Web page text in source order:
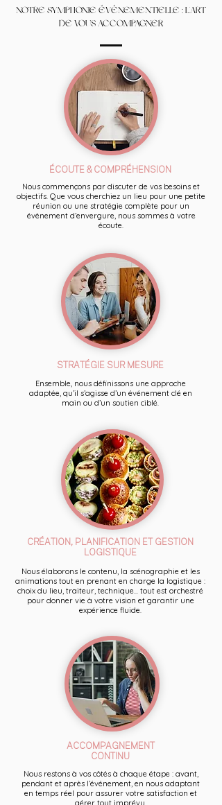
NOTRE SYMPHONIE ÉVÉNEMENTIELLE : L'ART
DE VOUS ACCOMPAGNER
ÉCOUTE & COMPRÉHENSION
Nous commençons par discuter de vos besoins et
objectifs. Que vous cherchiez un lieu pour une petite
réunion ou une stratégie complète pour un
évènement d’envergure, nous sommes à votre
écoute.
STRATÉGIE SUR MESURE
Ensemble, nous définissons une approche
adaptée, qu’il s’agisse d’un événement clé en
main ou d’un soutien ciblé.
CRÉATION, PLANIFICATION ET GESTION
LOGISTIQUE
Nous élaborons le contenu, la scénographie et les
animations tout en prenant en charge la logistique :
choix du lieu, traiteur, technique... tout est orchestré
pour donner vie à votre vision et garantir une
expérience fluide.
ACCOMPAGNEMENT
CONTINU
Nous restons à vos côtés à chaque étape : avant,
pendant et après l’événement, en nous adaptant
en temps réel pour assurer votre satisfaction et
gérer tout imprévu.